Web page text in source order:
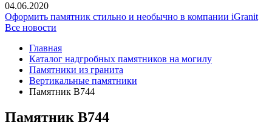
04.06.2020
Оформить памятник стильно и необычно в компании iGranit
Все новости
Главная
Каталог надгробных памятников на могилу
Памятники из гранита
Вертикальные памятники
Памятник В744
Памятник В744